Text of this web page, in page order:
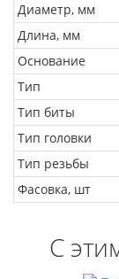
Диаметр, мм
Длина, мм
Основание
Тип
Тип биты
Тип головки
Тип резьбы
Фасовка, шт
С